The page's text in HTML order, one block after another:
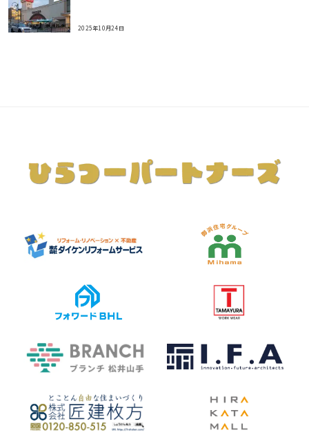
2025年10月24日